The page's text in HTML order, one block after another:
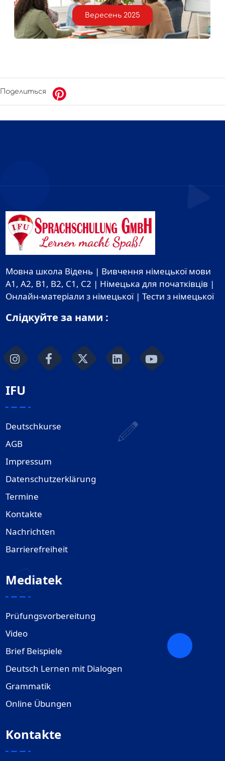
Вересень 2025
Поделиться
Мовна школа Відень | Вивчення німецької мови
A1, A2, B1, B2, C1, C2 | Німецька для початківців |
Онлайн-матеріали з німецької | Тести з німецької
Слідкуйте за нами :
IFU
Deutschkurse
AGB
Impressum
Datenschutzerklärung
Termine
Kontakte
Nachrichten
Barrierefreiheit
Mediatek
Prüfungsvorbereitung
Video
Brief Beispiele
Deutsch Lernen mit Dialogen
Grammatik
Online Übungen
Kontakte